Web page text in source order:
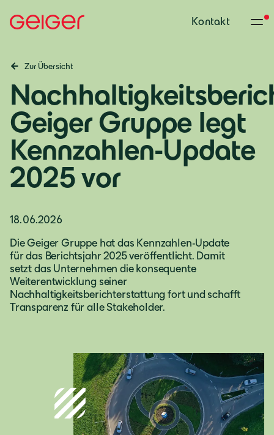
Kontakt
Zur Übersicht
Geiger Gruppe legt
Kennzahlen-Update
2025 vor
18.06.2026
Die Geiger Gruppe hat das Kennzahlen-Update
für das Berichtsjahr 2025 veröffentlicht. Damit
setzt das Unternehmen die konsequente
Weiterentwicklung seiner
Nachhaltigkeitsberichterstattung fort und schafft
Transparenz für alle Stakeholder.
Deutschland
Deutsch
Italia
Italiano